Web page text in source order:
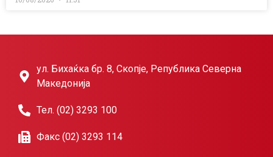
ул. Бихаќка бр. 8, Скопје, Република Северна
Македонија
Тел. (02) 3293 100
Факс (02) 3293 114